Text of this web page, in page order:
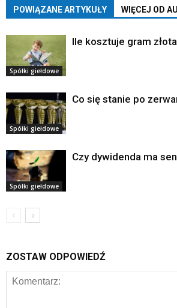
POWIĄZANE ARTYKUŁY WIĘCEJ OD
Spółki giełdowe
Ile kosztuje gram
Spółki giełdowe
Co się stanie po
Spółki giełdowe
Czy dywidenda ma
ZOSTAW ODPOWIEDŹ